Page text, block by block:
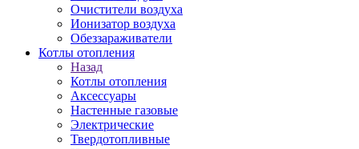
Очистители воздуха
Ионизатор воздуха
Обеззараживатели
Котлы отопления
Назад
Котлы отопления
Аксессуары
Настенные газовые
Электрические
Твердотопливные